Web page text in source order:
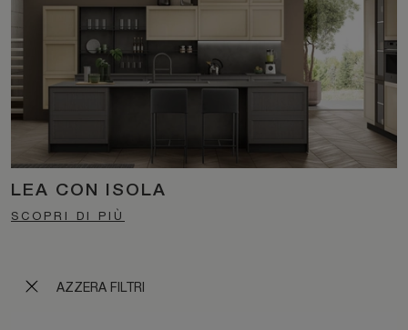
AZZERA FILTRI
LEA CON ISOLA
SCOPRI DI PIÙ